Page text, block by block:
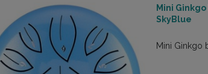
Mini
SkyBlue
Mini Ginkgo